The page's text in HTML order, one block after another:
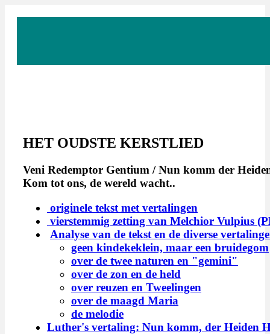
HET OUDSTE KERSTLIED
Veni Redemptor Gentium / Nun komm der
Kom tot ons, de wereld wacht..
originele tekst met vertalingen
vierstemmig zetting van Melchior Vulpius
Analyse van de tekst en de diverse
geen kindekeklein, maar een bruidegom
over de twee naturen en "gemini"
over de zon en de held
over reuzen en Tweelingen
over de maagd Maria
de melodie
Luther's vertaling: Nun komm, der Heiden